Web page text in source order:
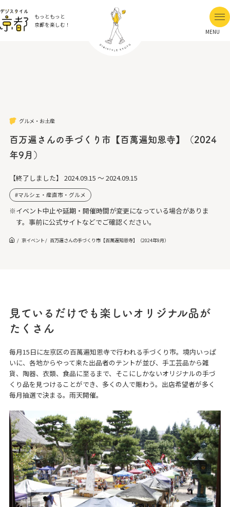
もっともっと
京都を楽しむ！
MENU
グルメ・お土産
百万遍さんの手づくり市【百萬遍知恩寺】（2024
年9月）
【終了しました】 2024.09.15 ～ 2024.09.15
マルシェ・産直市・グルメ
※イベント中止や延期・開催時間が変更になっている場合がありま
す。事前に公式サイトなどでご確認ください。
京イベント 百万遍さんの手づくり市【百萬遍知恩寺】（2024年9月）
見ているだけでも楽しいオリジナル品が
たくさん
毎月15日に左京区の百萬遍知恩寺で行われる手づくり市。境内いっぱ
いに、各地からやって来た出品者のテントが並び、手工芸品から雑
貨、陶器、衣類、食品に至るまで、そこにしかないオリジナルの手づ
くり品を見つけることができ、多くの人で賑わう。出店希望者が多く
毎月抽選で決まる。雨天開催。